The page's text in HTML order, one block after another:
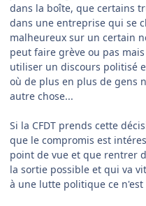
dans la boîte, que certains
dans une entreprise qui se
malheureux sur un certain
peut faire grève ou pas
utiliser un discours politisé
où de plus en plus de gens
autre chose...
Si la CFDT prends cette
que le compromis est
point de vue et que rentrer
la sortie possible et qui va
à une lutte politique ce